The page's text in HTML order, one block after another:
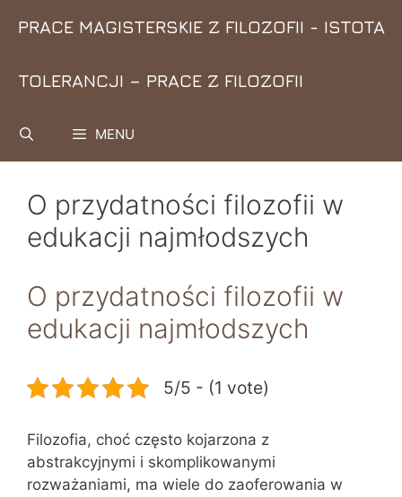
PRACE MAGISTERSKIE Z FILOZOFII - ISTOTA
TOLERANCJI – PRACE Z FILOZOFII
MENU
O przydatności filozofii w
edukacji najmłodszych
O przydatności filozofii w
edukacji najmłodszych
5/5 - (1 vote)
Filozofia, choć często kojarzona z
abstrakcyjnymi i skomplikowanymi
rozważaniami, ma wiele do zaoferowania w